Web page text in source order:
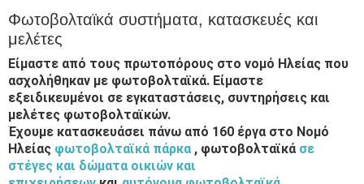
Φωτοβολταϊκά συστήματα, κατασκευές και
μελέτες
Είμαστε από τους πρωτοπόρους στο νομό Ηλείας που
ασχολήθηκαν με φωτοβολταϊκά. Είμαστε
εξειδικευμένοι σε εγκαταστάσεις, συντηρήσεις και
μελέτες φωτοβολταϊκών.
Έχουμε κατασκευάσει πάνω από 160 έργα στο Νομό
Ηλείας φωτοβολταϊκά πάρκα , φωτοβολταϊκά σε
στέγες και δώματα οικιών και